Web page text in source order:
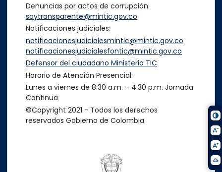
Denuncias por actos de corrupción:
soytransparente@mintic.gov.co
Notificaciones judiciales:
notificacionesjudicialesmintic@mintic.gov.co
notificacionesjudicialesfontic@mintic.gov.co
Defensor del ciudadano Ministerio TIC
Horario de Atención Presencial:
Lunes a viernes de 8:30 a.m. – 4:30 p.m. Jornada
Continua
©Copyright 2021 - Todos los derechos
reservados Gobierno de Colombia